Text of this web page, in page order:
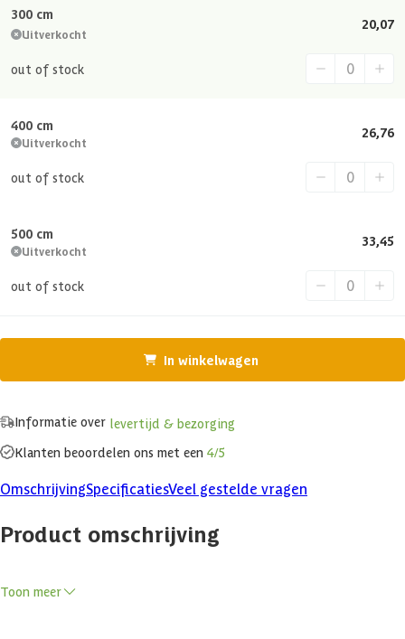
300 cm
Uitverkocht
out of stock
20,07
400 cm
Uitverkocht
out of stock
26,76
500 cm
Uitverkocht
out of stock
33,45
In winkelwagen
Informatie over levertijd & bezorging
Klanten beoordelen ons met een 4/5
OmschrijvingSpecificatiesVeel gestelde vragen
Product omschrijving
Azalp Douglas Blokhut profiel Geschaafd - 300 cm
Toon meer